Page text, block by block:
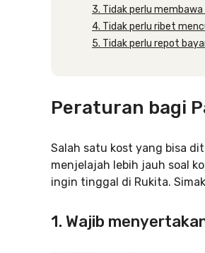
3. Tidak perlu
4. Tidak perlu ribet
5. Tidak perlu repot
Peraturan bagi
Salah satu kost yang bisa
menjelajah lebih jauh soal
ingin tinggal di Rukita.
1. Wajib